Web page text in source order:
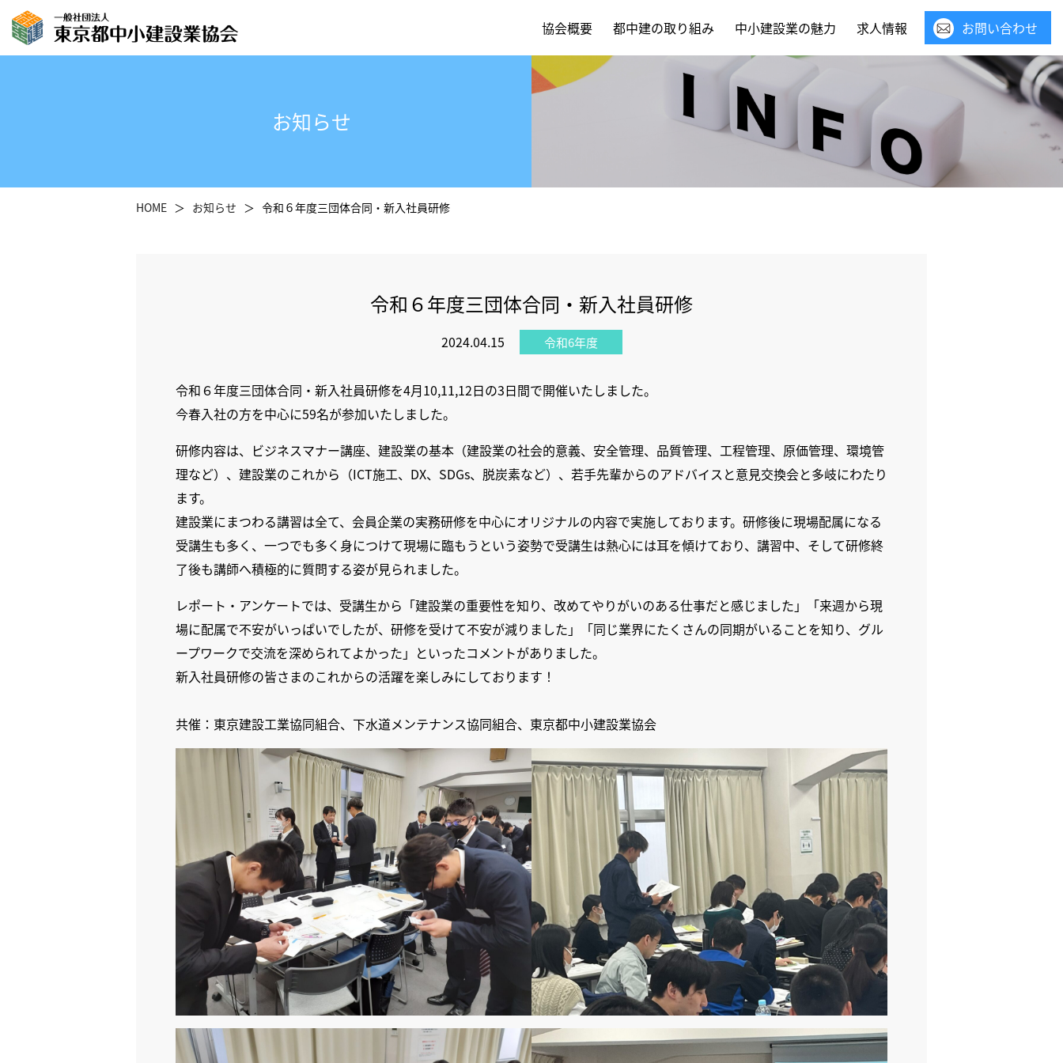
協会概要 都中建の取り組み 中小建設業の魅力 求人情報 お問い合わせ
お知らせ
HOME お知らせ 令和６年度三団体合同・新入社員研修
令和６年度三団体合同・新入社員研修
2024.04.15 令和6年度
令和６年度三団体合同・新入社員研修を4月10,11,12日の3日間で開催いたしました。
今春入社の方を中心に59名が参加いたしました。
研修内容は、ビジネスマナー講座、建設業の基本（建設業の社会的意義、安全管理、品質管理、工程管理、原価管理、環境管
理など）、建設業のこれから（ICT施工、DX、SDGs、脱炭素など）、若手先輩からのアドバイスと意見交換会と多岐にわたり
ます。
建設業にまつわる講習は全て、会員企業の実務研修を中心にオリジナルの内容で実施しております。研修後に現場配属になる
受講生も多く、一つでも多く身につけて現場に臨もうという姿勢で受講生は熱心には耳を傾けており、講習中、そして研修終
了後も講師へ積極的に質問する姿が見られました。
レポート・アンケートでは、受講生から「建設業の重要性を知り、改めてやりがいのある仕事だと感じました」「来週から現
場に配属で不安がいっぱいでしたが、研修を受けて不安が減りました」「同じ業界にたくさんの同期がいることを知り、グル
ープワークで交流を深められてよかった」といったコメントがありました。
新入社員研修の皆さまのこれからの活躍を楽しみにしております！
共催：東京建設工業協同組合、下水道メンテナンス協同組合、東京都中小建設業協会